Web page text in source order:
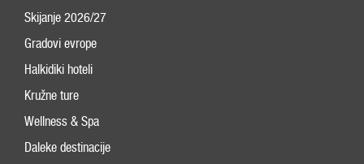
Skijanje 2026/27
Gradovi evrope
Halkidiki hoteli
Kružne ture
Wellness & Spa
Daleke destinacije